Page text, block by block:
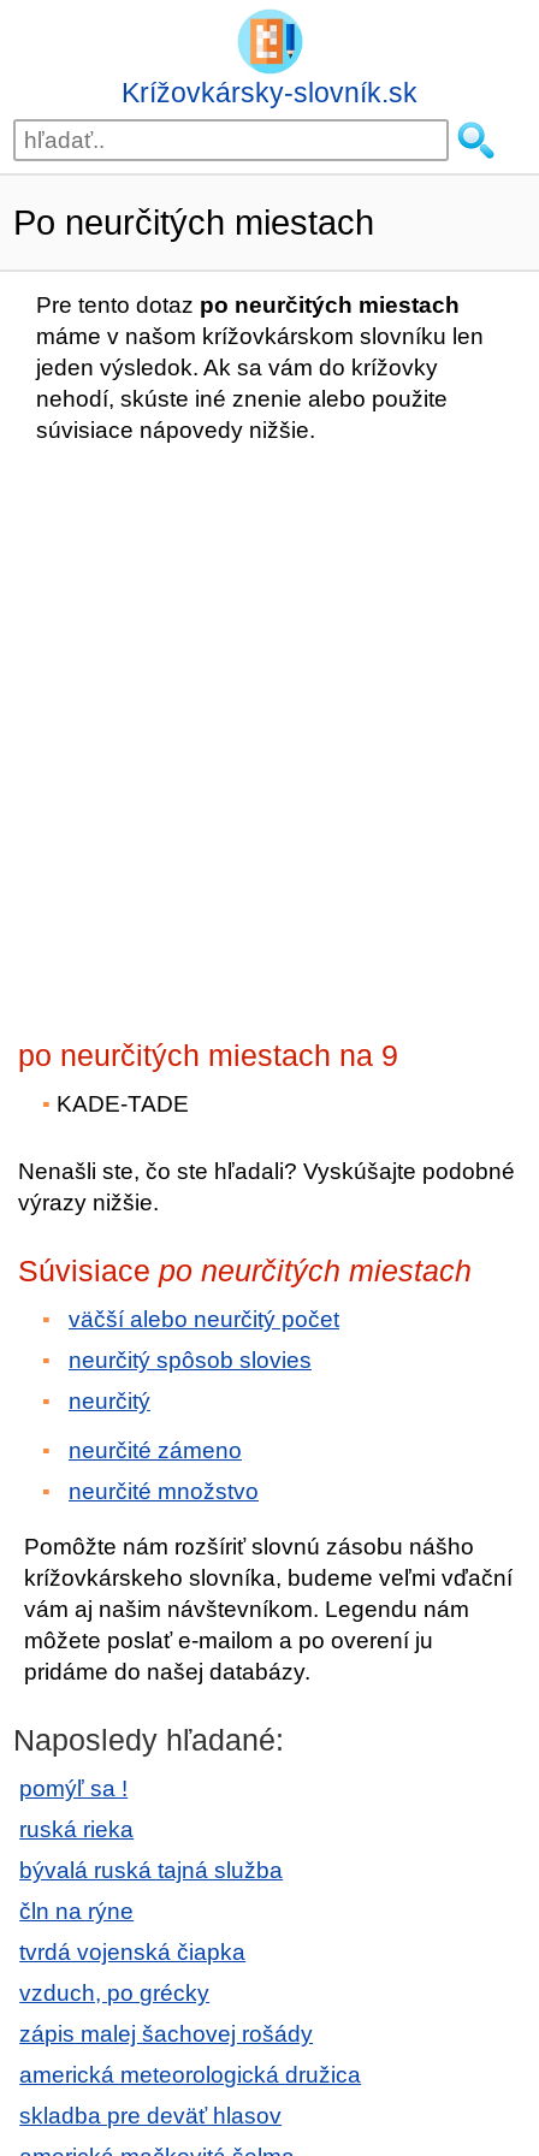
Krížovkársky-slovník.sk
Po neurčitých miestach
Pre tento dotaz po neurčitých miestach
máme v našom krížovkárskom slovníku len
jeden výsledok. Ak sa vám do krížovky
nehodí, skúste iné znenie alebo použite
súvisiace nápovedy nižšie.
po neurčitých miestach na 9
KADE-TADE
Nenašli ste, čo ste hľadali? Vyskúšajte podobné
výrazy nižšie.
Súvisiace po neurčitých miestach
väčší alebo neurčitý počet
neurčitý spôsob slovies
neurčitý
neurčité zámeno
neurčité množstvo
Pomôžte nám rozšíriť slovnú zásobu nášho
krížovkárskeho slovníka, budeme veľmi vďační
vám aj našim návštevníkom. Legendu nám
môžete poslať e-mailom a po overení ju
pridáme do našej databázy.
Naposledy hľadané:
pomýľ sa !
ruská rieka
bývalá ruská tajná služba
čln na rýne
tvrdá vojenská čiapka
vzduch, po grécky
zápis malej šachovej rošády
americká meteorologická družica
skladba pre deväť hlasov